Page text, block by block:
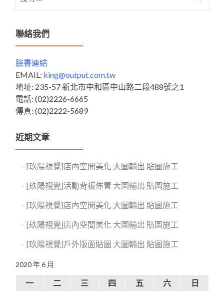
尋
鍵
字:
聯絡我們
臉書連結
EMAIL: king@output.com.tw
地址: 235-57 新北市中和區中山路二段488號之1
電話: (02)2226-6665
傳真: (02)2222-5689
近期文章
[玖陽視覺]店內空間美化 大圖輸出 貼圖施工
[玖陽視覺]活動背板佈置 大圖輸出 貼圖施工
[玖陽視覺]店內空間美化 大圖輸出 貼圖施工
[玖陽視覺]店內空間美化 大圖輸出 貼圖施工
[玖陽視覺]戶外版面貼圖 大圖輸出 貼圖施工
2020 年 6 月
一 二 三 四 五 六
日